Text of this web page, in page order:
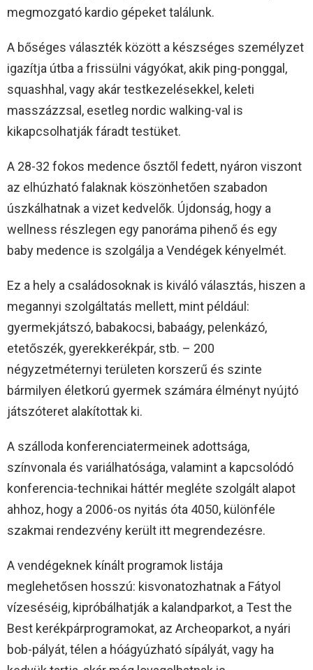
megmozgató kardio gépeket találunk.
A bőséges választék között a készséges személyzet
igazítja útba a frissülni vágyókat, akik ping-ponggal,
squashhal, vagy akár testkezelésekkel, keleti
masszázzsal, esetleg nordic walking-val is
kikapcsolhatják fáradt testüket.
A 28-32 fokos medence ősztől fedett, nyáron viszont
az elhúzható falaknak köszönhetően szabadon
úszkálhatnak a vizet kedvelők. Újdonság, hogy a
wellness részlegen egy panoráma pihenő és egy
baby medence is szolgálja a Vendégek kényelmét.
Ez a hely a családosoknak is kiváló választás, hiszen a
megannyi szolgáltatás mellett, mint például:
gyermekjátszó, babakocsi, babaágy, pelenkázó,
etetőszék, gyerekkerékpár, stb. – 200
négyzetméternyi területen korszerű és szinte
bármilyen életkorú gyermek számára élményt nyújtó
játszóteret alakítottak ki.
A szálloda konferenciatermeinek adottsága,
színvonala és variálhatósága, valamint a kapcsolódó
konferencia-technikai háttér megléte szolgált alapot
ahhoz, hogy a 2006-os nyitás óta 4050, különféle
szakmai rendezvény került itt megrendezésre.
A vendégeknek kínált programok listája
meglehetősen hosszú: kisvonatozhatnak a Fátyol
vízeséséig, kipróbálhatják a kalandparkot, a Test the
Best kerékpárprogramokat, az Archeoparkot, a nyári
bob-pályát, télen a hóágyúzható sípályát, vagy ha